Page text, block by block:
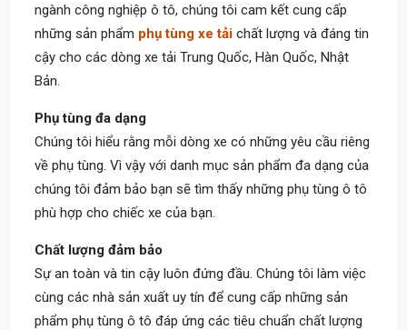
ngành công nghiệp ô tô, chúng tôi cam kết cung cấp
những sản phẩm phụ tùng xe tải chất lượng và đáng tin
cậy cho các dòng xe tải Trung Quốc, Hàn Quốc, Nhật
Bản.
Phụ tùng đa dạng
Chúng tôi hiểu rằng mỗi dòng xe có những yêu cầu riêng
về phụ tùng. Vì vậy với danh mục sản phẩm đa dạng của
chúng tôi đảm bảo bạn sẽ tìm thấy những phụ tùng ô tô
phù hợp cho chiếc xe của bạn.
Chất lượng đảm bảo
Sự an toàn và tin cậy luôn đứng đầu. Chúng tôi làm việc
cùng các nhà sản xuất uy tín để cung cấp những sản
phẩm phụ tùng ô tô đáp ứng các tiêu chuẩn chất lượng